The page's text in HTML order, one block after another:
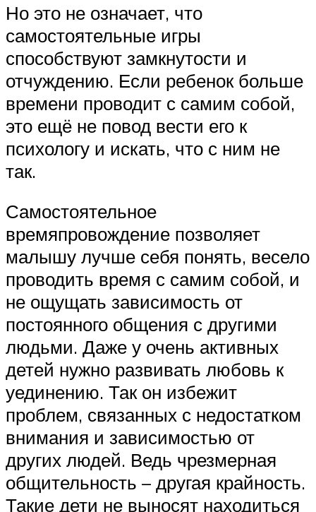
Но это не означает, что
самостоятельные игры
способствуют замкнутости и
отчуждению. Если ребенок больше
времени проводит с самим собой,
это ещё не повод вести его к
психологу и искать, что с ним не
так.
Самостоятельное
времяпровождение позволяет
малышу лучше себя понять, весело
проводить время с самим собой, и
не ощущать зависимость от
постоянного общения с другими
людьми. Даже у очень активных
детей нужно развивать любовь к
уединению. Так он избежит
проблем, связанных с недостатком
внимания и зависимостью от
других людей. Ведь чрезмерная
общительность – другая крайность.
Такие дети не выносят находиться